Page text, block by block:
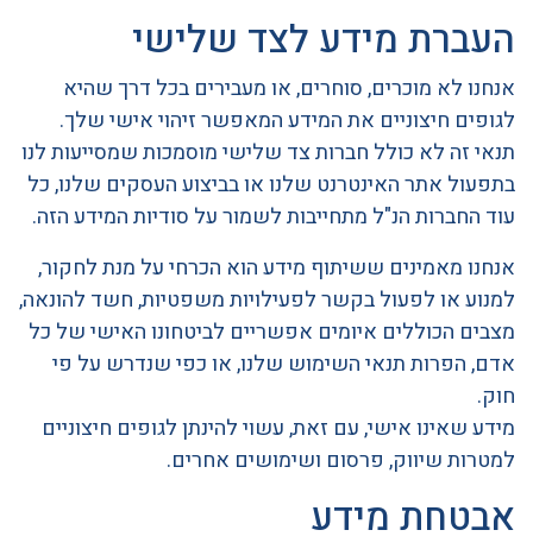
העברת מידע לצד שלישי
אנחנו לא מוכרים, סוחרים, או מעבירים בכל דרך שהיא
לגופים חיצוניים את המידע המאפשר זיהוי אישי שלך.
תנאי זה לא כולל חברות צד שלישי מוסמכות שמסייעות לנו
בתפעול אתר האינטרנט שלנו או בביצוע העסקים שלנו, כל
עוד החברות הנ"ל מתחייבות לשמור על סודיות המידע הזה.
אנחנו מאמינים ששיתוף מידע הוא הכרחי על מנת לחקור,
למנוע או לפעול בקשר לפעילויות משפטיות, חשד להונאה,
מצבים הכוללים איומים אפשריים לביטחונו האישי של כל
אדם, הפרות תנאי השימוש שלנו, או כפי שנדרש על פי
חוק.
מידע שאינו אישי, עם זאת, עשוי להינתן לגופים חיצוניים
למטרות שיווק, פרסום ושימושים אחרים.
אבטחת מידע